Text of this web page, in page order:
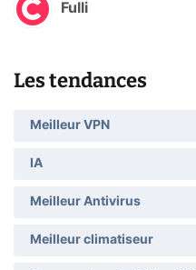
Fulli
Les tendances
Meilleur VPN
IA
Meilleur Antivirus
Meilleur climatiseur